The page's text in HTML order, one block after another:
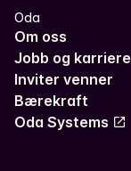
Oda
Om oss
Jobb og karriere
Inviter venner
Bærekraft
Oda Systems